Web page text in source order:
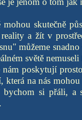
mohou skutečně
reality a žít v
můžeme
světě
nám poskytují
která na nás
bychom si přáli, a